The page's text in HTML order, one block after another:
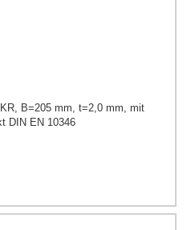
B=205 mm, t=2,0 mm, mit
DIN EN 10346